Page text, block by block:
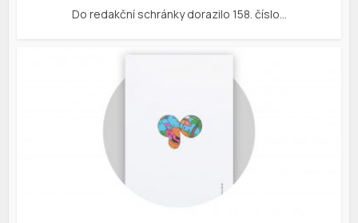
Do redakční schránky dorazilo 158. číslo…